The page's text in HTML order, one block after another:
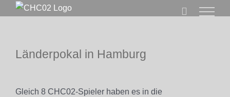
Länderpokal in Hamburg
grösseres
Gleich 8 CHC02-Spieler haben es in die